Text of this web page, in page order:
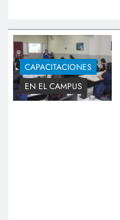
CAPACITACIONES
EN EL CAMPUS